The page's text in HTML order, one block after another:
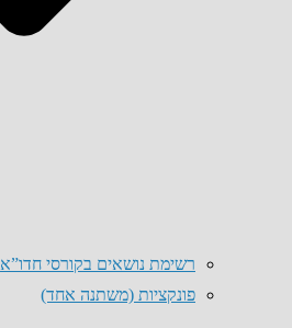
רשימת נושאים בקורסי חדו”א
פונקציות (משתנה אחד)